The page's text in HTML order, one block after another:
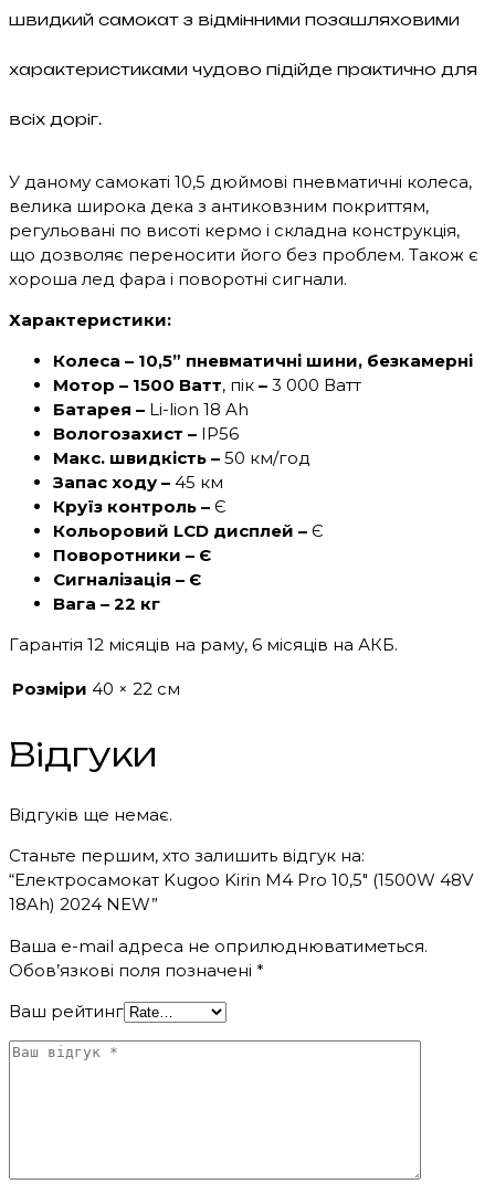
швидкий самокат з відмінними позашляховими
характеристиками чудово підійде практично для
всіх доріг.
У даному самокаті 10,5 дюймові пневматичні колеса,
велика широка дека з антиковзним покриттям,
регульовані по висоті кермо і складна конструкція,
що дозволяє переносити його без проблем. Також є
хороша лед фара і поворотні сигнали.
Характеристики:
Колеса – 10,5” пневматичні шини, безкамерні
Мотор – 1500 Ватт, пік – 3 000 Ватт
Батарея – Li-lion 18 Ah
Вологозахист – IP56
Макс. швидкість – 50 км/год
Запас ходу – 45 км
Круїз контроль – Є
Кольоровий LCD дисплей – Є
Поворотники – Є
Сигналізація – Є
Вага – 22 кг
Гарантія 12 місяців на раму, 6 місяців на АКБ.
Розміри 40 × 22 см
Відгуки
Відгуків ще немає.
Станьте першим, хто залишить відгук на:
“Електросамокат Kugoo Kirin M4 Pro 10,5″ (1500W 48V
18Ah) 2024 NEW”
Ваша e-mail адреса не оприлюднюватиметься.
Обов’язкові поля позначені *
Ваш рейтинг